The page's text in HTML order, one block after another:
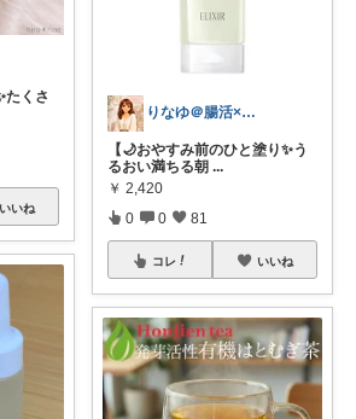
たくさ
いいね
りなゆ＠腸活×美容×健康
【🌙おやすみ前のひと塗り✨う
るおい満ちる朝 ...
￥ 2,420
0 0 81
コレ いいね